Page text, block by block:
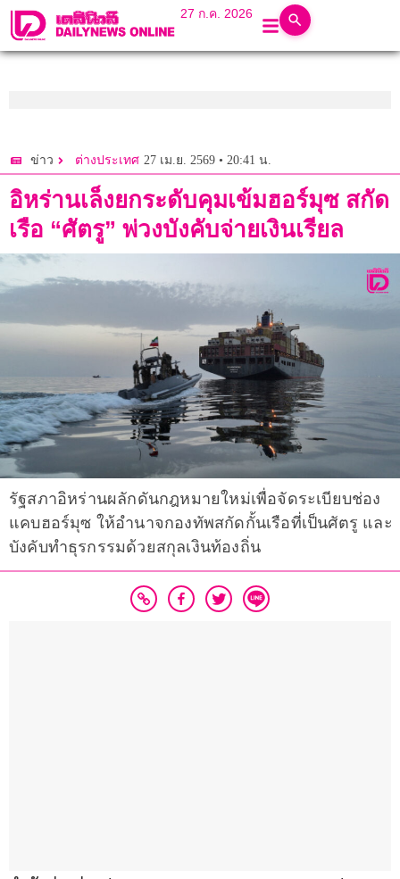
27 ก.ค. 2026
ข่าว ต่างประเทศ 27 เม.ย. 2569 • 20:41 น.
อิหร่านเล็งยกระดับคุมเข้มฮอร์มุซ สกัด
เรือ “ศัตรู” พ่วงบังคับจ่ายเงินเรียล
รัฐสภาอิหร่านผลักดันกฎหมายใหม่เพื่อจัดระเบียบช่อง
แคบฮอร์มุซ ให้อำนาจกองทัพสกัดกั้นเรือที่เป็นศัตรู และ
บังคับทำธุรกรรมด้วยสกุลเงินท้องถิ่น